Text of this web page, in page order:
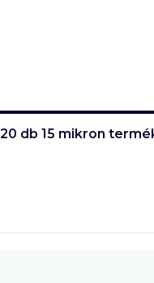
db 15 mikron